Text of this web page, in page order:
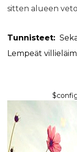
sitten alueen
Tunnisteet:
Lempeät